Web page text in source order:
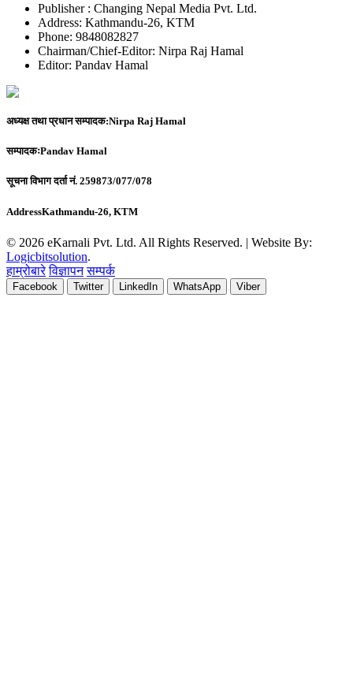
Publisher : Changing Nepal Media Pvt. Ltd.
Address: Kathmandu-26, KTM
Phone: 9848082827
Chairman/Chief-Editor: Nirpa Raj Hamal
Editor: Pandav Hamal
अध्यक्ष तथा प्रधान सम्पादक:Nirpa Raj Hamal
सम्पादकःPandav Hamal
सूचना विभाग दर्ता नं. 259873/077/078
AddressKathmandu-26, KTM
© 2026 eKarnali Pvt. Ltd. All Rights Reserved. | Website By:
Logicbitsolution.
हाम्रोबारे विज्ञापन सम्पर्क
Facebook Twitter LinkedIn WhatsApp Viber